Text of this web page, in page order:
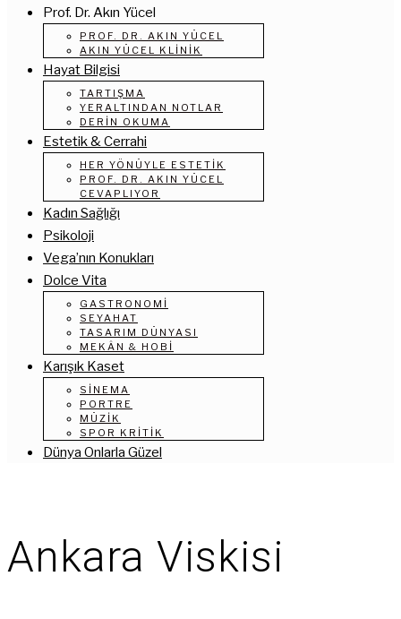
Prof. Dr. Akın Yücel
PROF. DR. AKIN YÜCEL
AKIN YÜCEL KLINIK
Hayat Bilgisi
TARTIŞMA
YERALTINDAN NOTLAR
DERIN OKUMA
Estetik & Cerrahi
HER YÖNÜYLE ESTETIK
PROF. DR. AKIN YÜCEL
CEVAPLIYOR
Kadın Sağlığı
Psikoloji
Vega’nın Konukları
Dolce Vita
GASTRONOMI
SEYAHAT
TASARIM DÜNYASI
MEKÂN & HOBI
Karışık Kaset
SINEMA
PORTRE
MÜZIK
SPOR KRITIK
Dünya Onlarla Güzel
Ankara Viskisi